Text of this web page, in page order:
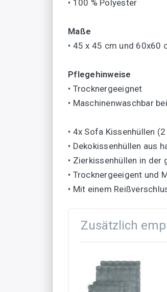
• 100 % Polyester
Maße
• 45 x 45 cm und 60x60
Pflegehinweise
• Trocknergeeignet
• Maschinenwaschbar
• 4x Sofa Kissenhüllen
• Dekokissenhüllen aus
• Zierkissenhüllen in der
• Trocknergeeigent und
• Mit einem
Zusätzlich